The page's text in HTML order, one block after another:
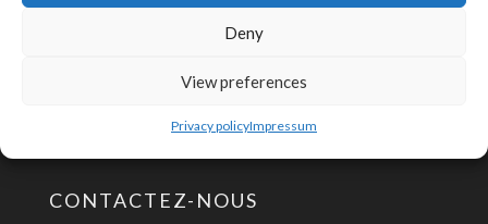
Deny
View preferences
Privacy policyImpressum
K-
+500ºC
Jonction non reliée à la masse
Comment câbler et calibrer
CONTACTEZ-NOUS